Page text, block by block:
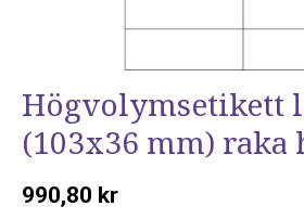
Högvolymsetikett
(103x36 mm) raka
990,80 kr